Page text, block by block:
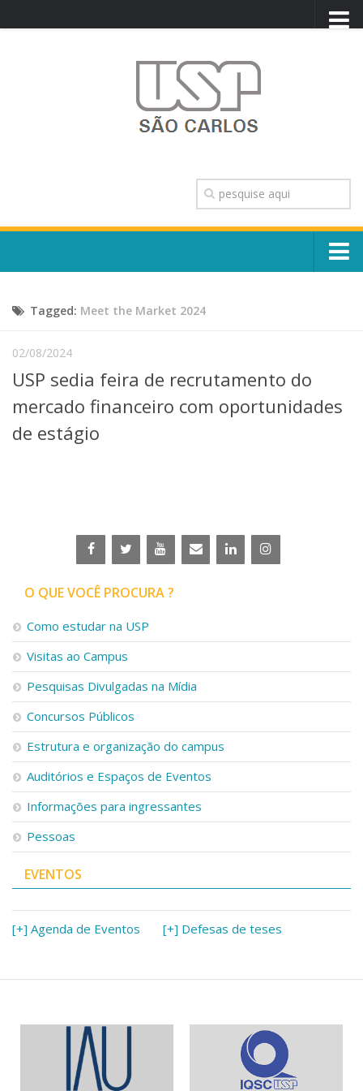
TRANSPARÊNCIA
OUVIDORIA
CONTATO
Escola, Institutos e Órgãos
Núcleos e Comissões
Telefones e Mapas
Pessoas
Graduação
Linhas de Pesquisa
Centros, Núcleos e Projetos em Rede
Iniciação Científica
Empresas Juniores
Extensão à Comunidade
Projetos, Programas e Cursos
Artes, Cultura e Esportes
Museus e Espaços Interativos
Serviços
Bibliotecas
Apoio ao Estudante
Segurança, Trânsito e Prevenção
RH, Administrativo e Financeiro
Outros serviços
Comunicação
Assessorias e Mídias
Aplicativos e Sites
Jornal da USP
Agenda de Eventos
Tagged: Meet the Market 2024
02/08/2024
USP sedia feira de recrutamento do
mercado financeiro com oportunidades
de estágio
O QUE VOCÊ PROCURA ?
Como estudar na USP
Visitas ao Campus
Pesquisas Divulgadas na Mídia
Concursos Públicos
Estrutura e organização do campus
Auditórios e Espaços de Eventos
Informações para ingressantes
Pessoas
EVENTOS
[+] Agenda de Eventos [+] Defesas de teses